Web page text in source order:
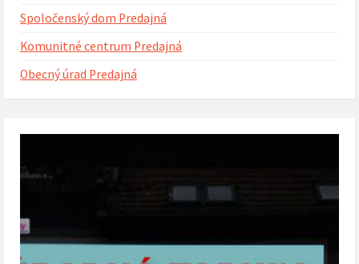
Spoločenský dom Predajná
Komunitné centrum Predajná
Obecný úrad Predajná